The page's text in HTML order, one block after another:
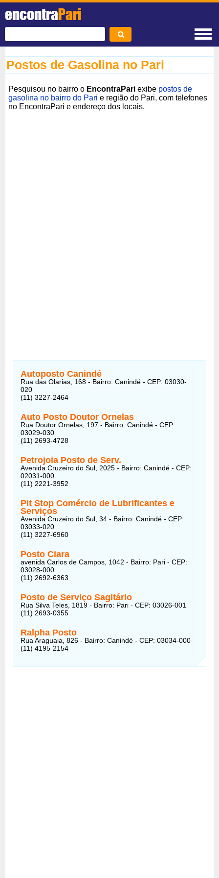
encontraPari
Postos de Gasolina no Pari
Pesquisou no bairro o EncontraPari exibe postos de
gasolina no bairro do Pari e região do Pari, com telefones
no EncontraPari e endereço dos locais.
Autoposto Canindé
Rua das Olarias, 168 - Bairro: Canindé - CEP: 03030-
020
(11) 3227-2464
Auto Posto Doutor Ornelas
Rua Doutor Ornelas, 197 - Bairro: Canindé - CEP:
03029-030
(11) 2693-4728
Petrojoia Posto de Serv.
Avenida Cruzeiro do Sul, 2025 - Bairro: Canindé - CEP:
02031-000
(11) 2221-3952
Pit Stop Comércio de Lubrificantes e
Serviços
Avenida Cruzeiro do Sul, 34 - Bairro: Canindé - CEP:
03033-020
(11) 3227-6960
Posto Ciara
avenida Carlos de Campos, 1042 - Bairro: Pari - CEP:
03028-000
(11) 2692-6363
Posto de Serviço Sagitário
Rua Silva Teles, 1819 - Bairro: Pari - CEP: 03026-001
(11) 2693-0355
Ralpha Posto
Rua Araguaia, 826 - Bairro: Canindé - CEP: 03034-000
(11) 4195-2154